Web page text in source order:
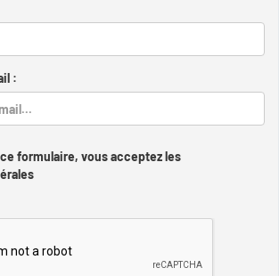
:
formulaire, vous acceptez les